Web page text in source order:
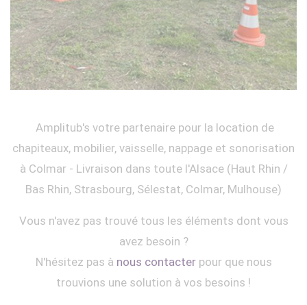
Amplitub's votre partenaire pour la location de
chapiteaux, mobilier, vaisselle, nappage et sonorisation
à Colmar - Livraison dans toute l'Alsace (Haut Rhin /
Bas Rhin, Strasbourg, Sélestat, Colmar, Mulhouse)
Vous n'avez pas trouvé tous les éléments dont vous
avez besoin ?
N'hésitez pas à nous contacterpour que nous
trouvions une solution à vos besoins !